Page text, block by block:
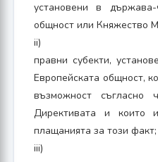
установени в
общност или Княжество
ii)
правни субекти,
Европейската общност,
възможност
Директивата и които
плащанията за този
iii)